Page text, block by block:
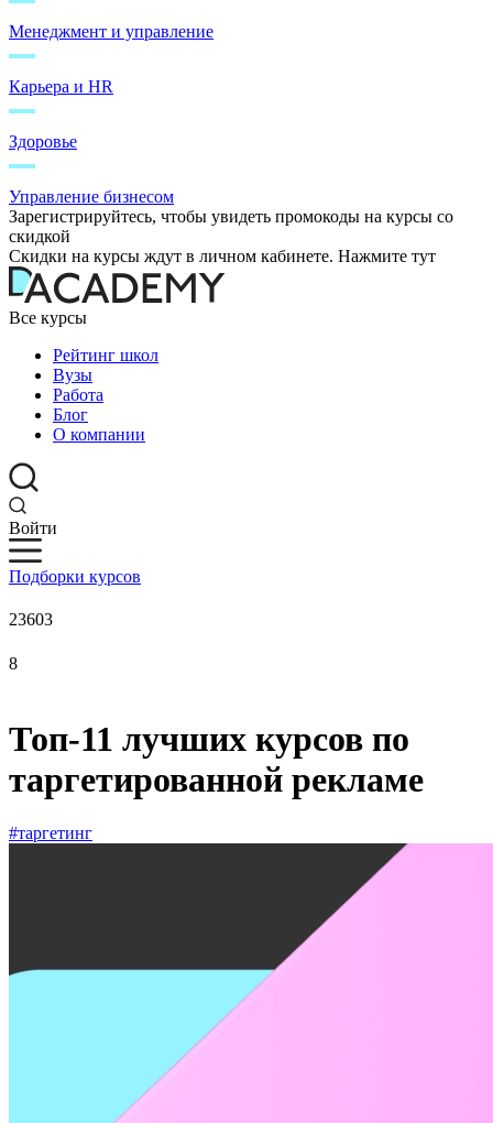
Менеджмент и управление
Карьера и HR
Здоровье
Управление бизнесом
Зарегистрируйтесь, чтобы увидеть промокоды на курсы со
скидкой
Скидки на курсы ждут в личном кабинете. Нажмите тут
Все курсы
Рейтинг школ
Вузы
Работа
Блог
О компании
Войти
Подборки курсов
23603
8
Топ-11 лучших курсов по
таргетированной рекламе
#таргетинг